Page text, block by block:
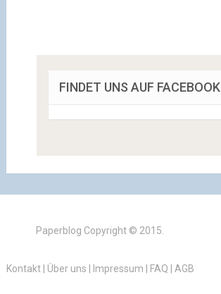
FINDET UNS AUF FACEBOOK
Paperblog Copyright © 2015.
Kontakt| Über uns Impressum FAQ AGB